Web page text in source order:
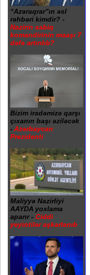
“Azəraqrar”ın əsl
rəhbəri kimdir? -
Nazirin sabiq
komandirinin maaşı 7
dəfə artırılıb?
Bizim iradəmizə qarşı
çıxanın başı əziləcək
- Azərbaycan
Prezidenti
Maliyyə Nazirliyi
AAYDA yoxlama
aparır - Ciddi
yeyintilər aşkarlanıb